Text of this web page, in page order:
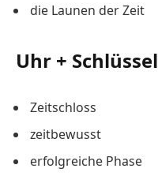
die Launen der Zeit
Uhr + Schlüssel
Zeitschloss
zeitbewusst
erfolgreiche Phase